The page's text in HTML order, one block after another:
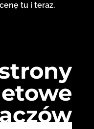
tu i teraz.